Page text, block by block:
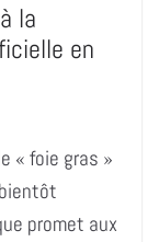
la
en
« foie gras »
promet aux